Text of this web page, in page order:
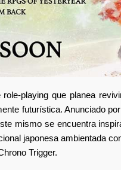
role-playing que planea
futurística. Anunciado
mismo se encuentra
japonesa ambientada
Trigger.